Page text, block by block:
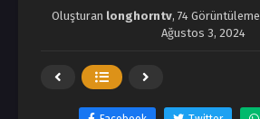
Oluşturan longhorntv, 74 Görüntüleme
Ağustos 3, 2024